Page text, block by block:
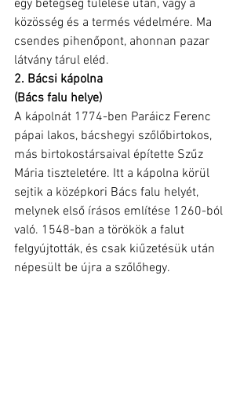
egy betegség túlélése után, vagy a
közösség és a termés védelmére. Ma
csendes pihenőpont, ahonnan pazar
látvány tárul eléd.
2. Bácsi kápolna
(Bács falu helye)
A kápolnát 1774-ben Paráicz Ferenc
pápai lakos, bácshegyi szőlőbirtokos,
más birtokostársaival építette Szűz
Mária tiszteletére. Itt a kápolna körül
sejtik a középkori Bács falu helyét,
melynek első írásos említése 1260-ból
való. 1548-ban a törökök a falut
felgyújtották, és csak kiűzetésük után
népesült be újra a szőlőhegy.